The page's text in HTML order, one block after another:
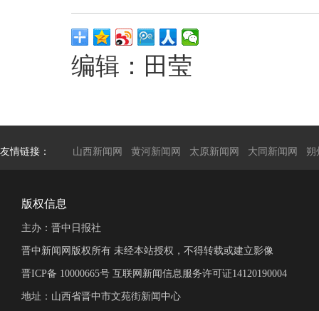
编辑：田莹
友情链接： 山西新闻网 黄河新闻网 太原新闻网 大同新闻网 朔
版权信息
主办：晋中日报社
晋中新闻网版权所有 未经本站授权，不得转载或建立影像
晋ICP备 10000665号 互联网新闻信息服务许可证14120190004
地址：山西省晋中市文苑街新闻中心